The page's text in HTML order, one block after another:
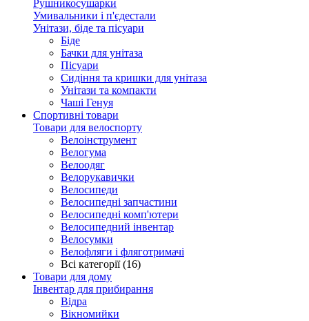
Рушникосушарки
Умивальники і п'єдестали
Унітази, біде та пісуари
Біде
Бачки для унітаза
Пісуари
Сидіння та кришки для унітаза
Унітази та компакти
Чаші Генуя
Спортивні товари
Товари для велоспорту
Велоінструмент
Велогума
Велоодяг
Велорукавички
Велосипеди
Велосипедні запчастини
Велосипедні комп'ютери
Велосипедний інвентар
Велосумки
Велофляги і фляготримачі
Всі категорії (16)
Товари для дому
Інвентар для прибирання
Відра
Вікномийки